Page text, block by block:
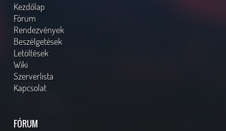
Kezdőlap
Fórum
Rendezvények
Beszélgetések
Letöltések
Wiki
Szerverlista
Kapcsolat
FÓRUM